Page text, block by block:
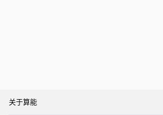
关于算能